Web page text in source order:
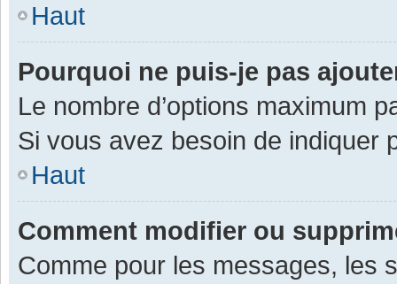
Haut
Pourquoi ne puis-je pas
Le nombre d’options maximum
Si vous avez besoin de indiquer
Haut
Comment modifier ou
Comme pour les messages, les